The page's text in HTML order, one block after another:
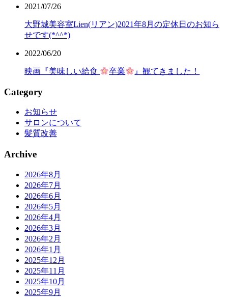
2021/07/26
大野城美容室Lien(リアン)2021年8月の定休日のお知ら
せです(*^^*)
2022/06/20
映画『美味しい給食 卒業 』観てきました！
Category
お知らせ
サロンについて
髪質改善
Archive
2026年8月
2026年7月
2026年6月
2026年5月
2026年4月
2026年3月
2026年2月
2026年1月
2025年12月
2025年11月
2025年10月
2025年9月